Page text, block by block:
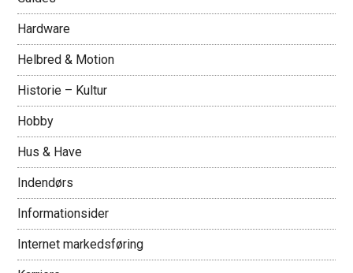
Hardware
Helbred & Motion
Historie – Kultur
Hobby
Hus & Have
Indendørs
Informationsider
Internet markedsføring